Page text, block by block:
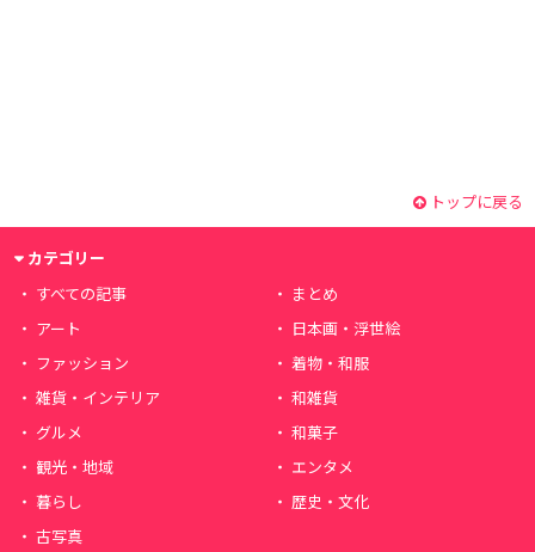
トップに戻る
カテゴリー
すべての記事
まとめ
アート
日本画・浮世絵
ファッション
着物・和服
雑貨・インテリア
和雑貨
グルメ
和菓子
観光・地域
エンタメ
暮らし
歴史・文化
古写真